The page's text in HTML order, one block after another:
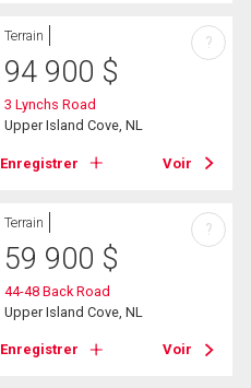
Terrain
94 900 $
3 Lynchs Road
Upper Island Cove, NL
Enregistrer Voir
?
Terrain
59 900 $
44-48 Back Road
Upper Island Cove, NL
Enregistrer Voir
?